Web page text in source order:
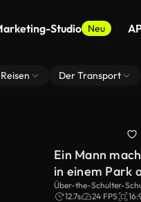
Studio Neu
Reisen Der Transport
Ein Mann
in einem Park
Über-the-Schulter-
Date in einem
12.7s 24 FPS